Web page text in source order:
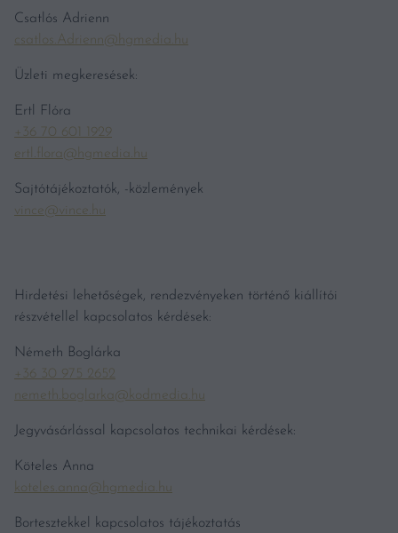
Csatlós Adrienn
csatlos.Adrienn@hgmedia.hu
Üzleti megkeresések:
Ertl Flóra
+36 70 601 1929
ertl.flora@hgmedia.hu
Sajtótájékoztatók, -közlemények
vince@vince.hu
Hirdetési lehetőségek, rendezvényeken történő kiállítói
részvétellel kapcsolatos kérdések:
Németh Boglárka
+36 30 975 2652
nemeth.boglarka@kodmedia.hu
Jegyvásárlással kapcsolatos technikai kérdések:
Köteles Anna
koteles.anna@hgmedia.hu
Bortesztekkel kapcsolatos tájékoztatás